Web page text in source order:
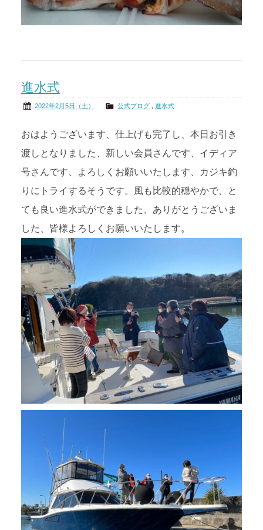
進水式
2022年2月5日（土） 公式ブログ, 進水式
おはようございます、仕上げも完了し、本日お引き
渡しとなりました、新しい会員さんです、イディア
号さんです、よろしくお願いいたします、カジキ釣
りにトライするそうです。風も比較的穏やかで、と
ても良い進水式ができました、ありがとうございま
した、皆様よろしくお願いいたします。